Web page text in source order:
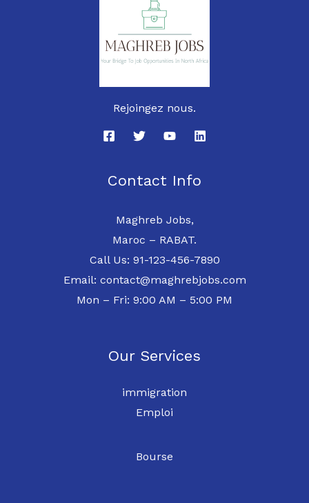
Rejoingez nous.
Contact Info
Maghreb Jobs,
Maroc – RABAT.
Call Us: 91-123-456-7890
Email: contact@maghrebjobs.com
Mon – Fri: 9:00 AM – 5:00 PM
Our Services
immigration
Emploi
Bourse